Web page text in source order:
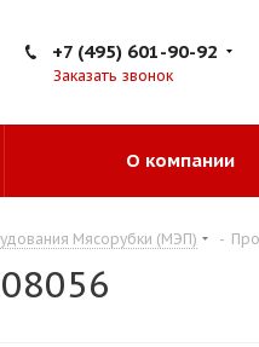
+7 (495) 601-90-92
Заказать звонок
О компании
Мясорубки (МЭП) -